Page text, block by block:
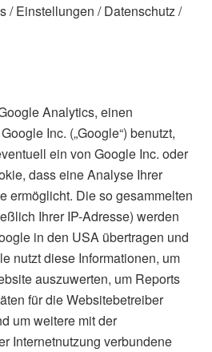
/ Einstellungen / Datenschutz /
Analytics, einen
Inc. („Google“) benutzt,
ein von Google Inc. oder
dass eine Analyse Ihrer
ermöglicht. Die so gesammelten
Ihrer IP-Adresse) werden
in den USA übertragen und
nutzt diese Informationen, um
auszuwerten, um Reports
für die Websitebetreiber
um weitere mit der
Internetnutzung verbundene